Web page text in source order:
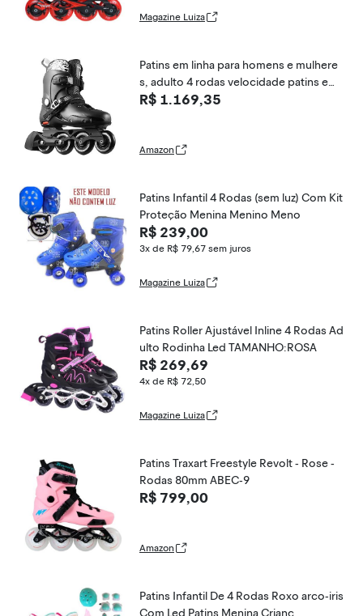
Magazine Luiza
Patins em linha para homens e mulhere
s, adulto 4 rodas velocidade patins em l
inha lâminas profissionais ao ar livre, alt
R$ 1.169,35
Amazon
Patins Infantil 4 Rodas (sem luz) Com Kit
Proteção Menina Menino Meno
R$ 239,00
3x de R$ 79,67 sem juros
Magazine Luiza
Patins Roller Ajustável Inline 4 Rodas Ad
ulto Rodinha Led TAMANHO:ROSA
R$ 269,69
4x de R$ 72,50
Magazine Luiza
Patins Traxart Freestyle Revolt - Rose -
Rodas 80mm ABEC-9
R$ 799,00
Amazon
Patins Infantil De 4 Rodas Roxo arco-iris
Com Led Patins Menina Crianç